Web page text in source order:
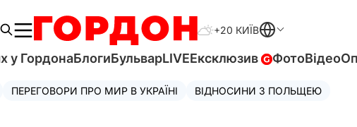
+20 КИЇВ
у ГордонаБлогиБульварLIVEЕксклюзив ФотоВідео
ПЕРЕГОВОРИ ПРО МИР В УКРАЇНІ ВІДНОСИНИ З ПОЛЬЩЕЮ